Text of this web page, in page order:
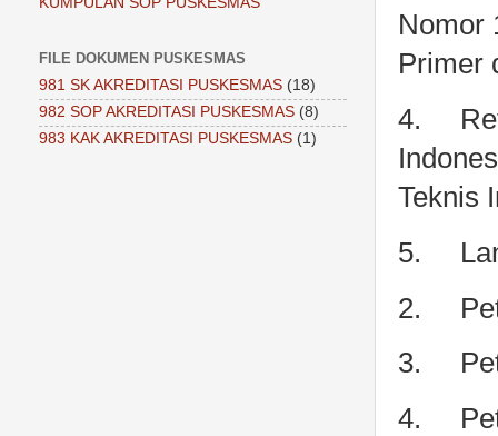
Nomor
Primer
4.
Teknis
5.
2.
3.
4.
FILE DOKUMEN PUSKESMAS
981 SK AKREDITASI PUSKESMAS (18)
982 SOP AKREDITASI PUSKESMAS (8)
983 KAK AKREDITASI PUSKESMAS (1)